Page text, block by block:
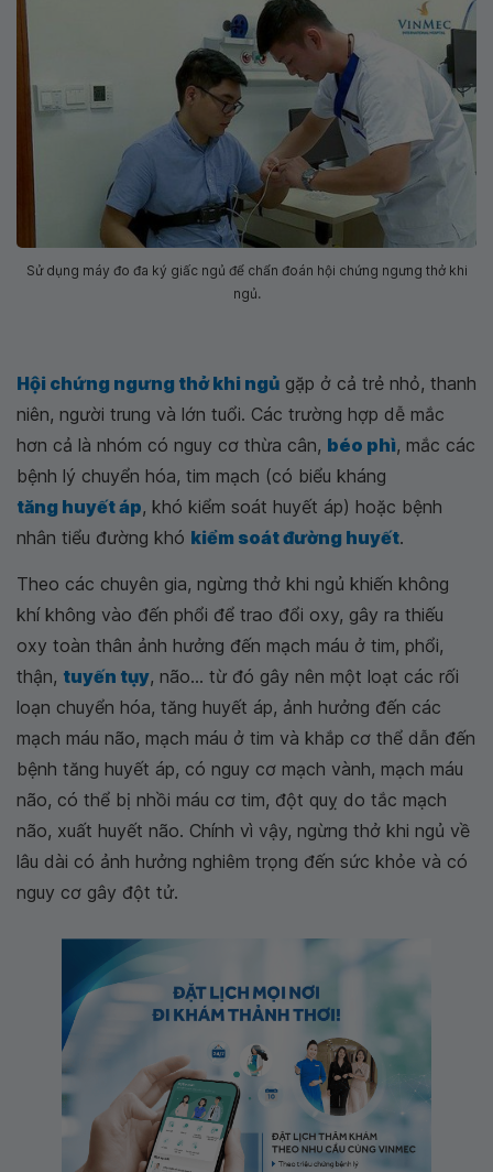
Sử dụng máy đo đa ký giấc ngủ để chẩn đoán hội chứng ngưng thở khi
ngủ.
Hội chứng ngưng thở khi ngủ gặp ở cả trẻ nhỏ, thanh
niên, người trung và lớn tuổi. Các trường hợp dễ mắc
hơn cả là nhóm có nguy cơ thừa cân, béo phì, mắc các
bệnh lý chuyển hóa, tim mạch (có biểu kháng
tăng huyết áp, khó kiểm soát huyết áp) hoặc bệnh
nhân tiểu đường khó kiểm soát đường huyết.
Theo các chuyên gia, ngừng thở khi ngủ khiến không
khí không vào đến phổi để trao đổi oxy, gây ra thiếu
oxy toàn thân ảnh hưởng đến mạch máu ở tim, phổi,
thận, tuyến tụy, não... từ đó gây nên một loạt các rối
loạn chuyển hóa, tăng huyết áp, ảnh hưởng đến các
mạch máu não, mạch máu ở tim và khắp cơ thể dẫn đến
bệnh tăng huyết áp, có nguy cơ mạch vành, mạch máu
não, có thể bị nhồi máu cơ tim, đột quỵ do tắc mạch
não, xuất huyết não. Chính vì vậy, ngừng thở khi ngủ về
lâu dài có ảnh hưởng nghiêm trọng đến sức khỏe và có
nguy cơ gây đột tử.